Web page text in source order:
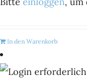
In den Warenkorb